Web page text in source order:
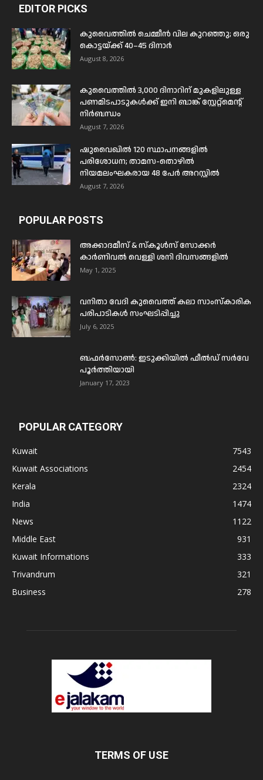
EDITOR PICKS
കുവൈത്തിൽ ചെമ്മീൻ വില കുറഞ്ഞു; ഒരു
കൊട്ടയ്ക്ക് 40–45 ദിനാർ
August 8, 2026
കുവൈത്തിൽ 3,000 ദിനാറിന് മുകളിലുള്ള
പണമിടപാടുകൾക്ക് ഇനി ബാങ്ക് സ്റ്റേറ്റ്മെന്റ്
നിർബന്ധം
August 7, 2026
ഷുവൈഖിൽ 120 സ്ഥാപനങ്ങളിൽ
പരിശോധന; താമസ-തൊഴിൽ
നിയമലംഘകരായ 48 പേർ അറസ്റ്റിൽ
August 7, 2026
POPULAR POSTS
അക്കാദമീസ് & സ്കൂൾസ് സോക്കർ
കാർണിവൽ വെള്ളി ശനി ദിവസങ്ങളിൽ
May 1, 2025
വനിതാ വേദി കുവൈത്ത് കലാ സാംസ്കാരിക
പരിപാടികൾ സംഘടിപ്പിച്ചു
July 6, 2025
ബഫര്‍സോണ്‍: ഇടുക്കിയില്‍ ഫീല്‍ഡ് സര്‍വേ
പൂര്‍ത്തിയായി
January 17, 2023
POPULAR CATEGORY
Kuwait
7543
Kuwait Associations
2454
Kerala
2324
India
1474
News
1122
Middle East
931
Kuwait Informations
333
Trivandrum
321
Business
278
TERMS OF USE